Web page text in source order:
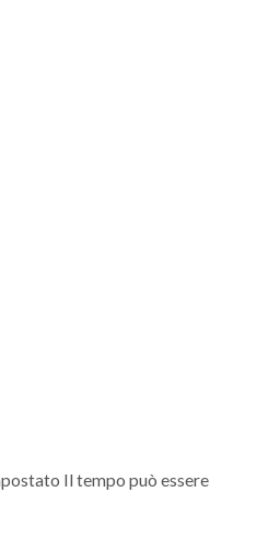
Il tempo può essere